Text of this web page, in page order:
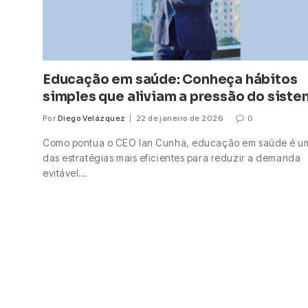
Educação em saúde: Conheça hábitos
simples que aliviam a pressão do
Por Diego Velázquez 22 de janeiro de 2026 0
Como pontua o CEO Ian Cunha, educação em saúde é
das estratégias mais eficientes para reduzir a demanda
evitável…